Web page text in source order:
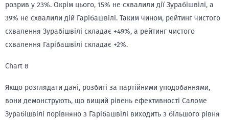
розрив у 23%. Окрім цього, 15% не схвалили дії Зурабішвілі, а
39% не схвалили дій Гарібашвілі. Таким чином, рейтинг чистого
схвалення Зурабішвілі складає +49%, а рейтинг чистого
схвалення Гарібашвілі складає +2%.
Chart 8
Якщо розглядати дані, розбиті за партійними уподобаннями,
вони демонструють, що вищий рівень ефективності Саломе
Зурабішвілі порівняно з Гарібашвілі виходить з більшого рівня